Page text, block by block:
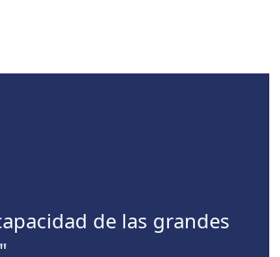
de las grandes